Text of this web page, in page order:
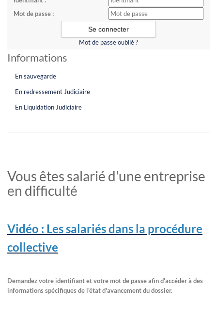
Mot de passe :
Mot de passe oublié ?
Informations
En sauvegarde
En redressement Judiciaire
En Liquidation Judiciaire
Vous êtes salarié d'une entreprise
en difficulté
Vidéo : Les salariés dans la procédure
collective
Demandez votre identifiant et votre mot de passe afin d'accéder à des
informations spécifiques de l'état d'avancement du dossier.